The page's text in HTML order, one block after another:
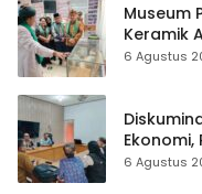
Museum
Keramik
Hampir
6 Agustus
Terbuka
6 Agustus